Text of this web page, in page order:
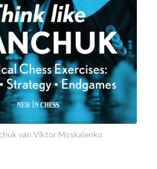
van Viktor Moskalenko